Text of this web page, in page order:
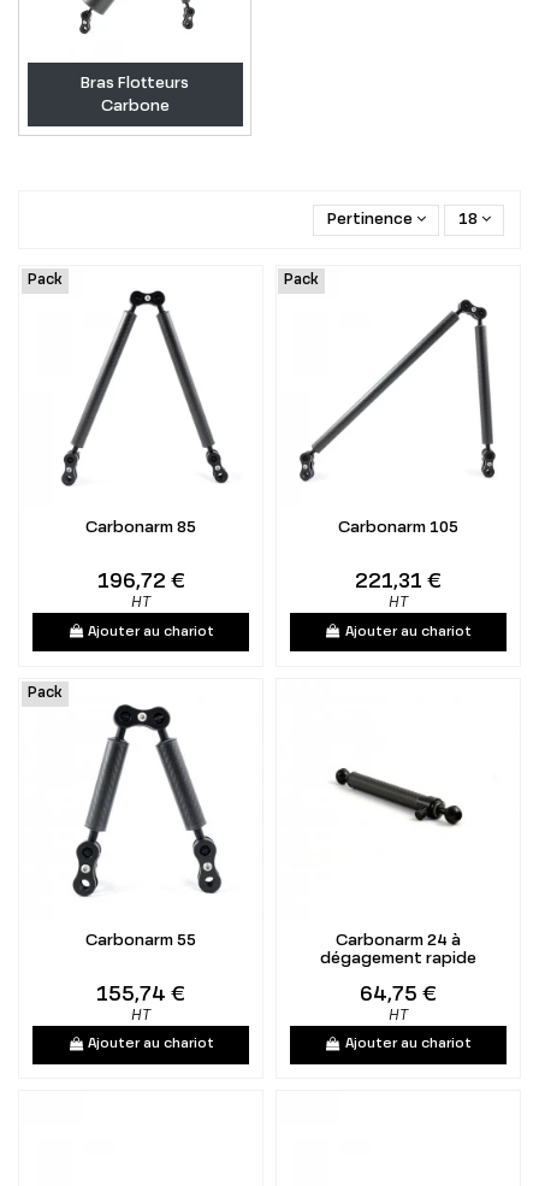
Bras Flotteurs
Carbone
Pertinence 18
Pack
Carbonarm 85
196,72 €
HT
Ajouter au chariot
Pack
Carbonarm 105
221,31 €
HT
Ajouter au chariot
Pack
Carbonarm 55
155,74 €
HT
Ajouter au chariot
Carbonarm 24 à
dégagement rapide
64,75 €
HT
Ajouter au chariot